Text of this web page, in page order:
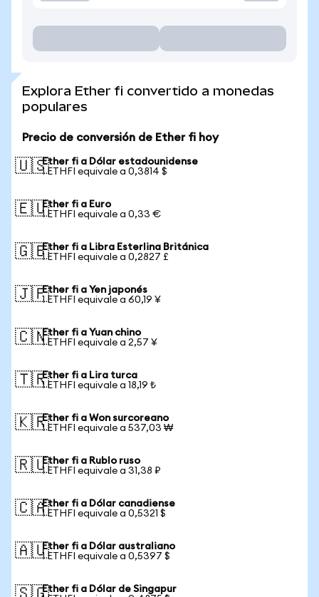
Explora Ether fi convertido a monedas
populares
Precio de conversión de Ether fi hoy
🇺🇸Ether fi a Dólar estadounidense
1 ETHFI equivale a 0,3814 $
🇪🇺Ether fi a Euro
1 ETHFI equivale a 0,33 €
🇬🇧Ether fi a Libra Esterlina Británica
1 ETHFI equivale a 0,2827 £
🇯🇵Ether fi a Yen japonés
1 ETHFI equivale a 60,19 ¥
🇨🇳Ether fi a Yuan chino
1 ETHFI equivale a 2,57 ¥
🇹🇷Ether fi a Lira turca
1 ETHFI equivale a 18,19 ₺
🇰🇷Ether fi a Won surcoreano
1 ETHFI equivale a 537,03 ₩
🇷🇺Ether fi a Rublo ruso
1 ETHFI equivale a 31,38 ₽
🇨🇦Ether fi a Dólar canadiense
1 ETHFI equivale a 0,5321 $
🇦🇺Ether fi a Dólar australiano
1 ETHFI equivale a 0,5397 $
Ether fi a Dólar de Singapur